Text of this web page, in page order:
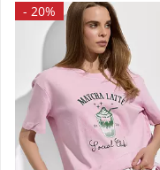
- 20%